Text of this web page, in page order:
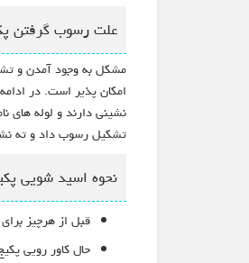
علت رسوب گرفتن
مشکل به وجود آمدن و
امکان پذیر است. در
نشینی دارند و لوله های
تشکیل رسوب داد و ته
نحوه اسید شویی
قبل از هرچیز
حال کاور رویی